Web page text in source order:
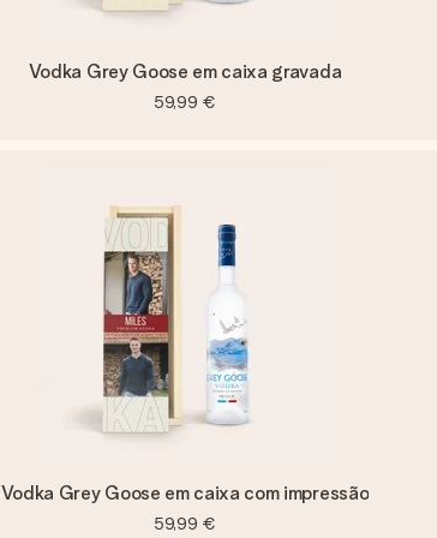
Vodka Grey Goose em caixa gravada
59,99 €
Vodka Grey Goose em caixa com impressão
59,99 €